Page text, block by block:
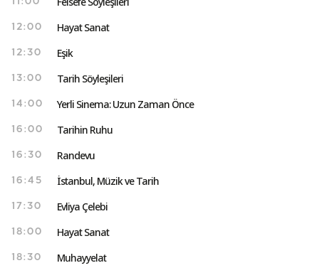
12:00 Hayat Sanat
12:30 Eşik
13:00 Tarih Söyleşileri
14:00 Yerli Sinema: Uzun Zaman Önce
16:00 Tarihin Ruhu
16:30 Randevu
16:45 İstanbul, Müzik ve Tarih
17:30 Evliya Çelebi
18:00 Hayat Sanat
18:30 Muhayyelat